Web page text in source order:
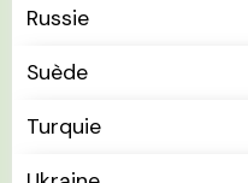
Russie
Suède
Turquie